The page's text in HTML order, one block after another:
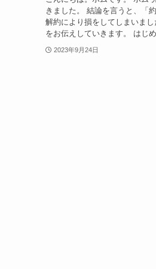
きました。 結論を言うと、「
解約により損をしてしまいま
をお伝えしていきます。 は
2023年9月24日